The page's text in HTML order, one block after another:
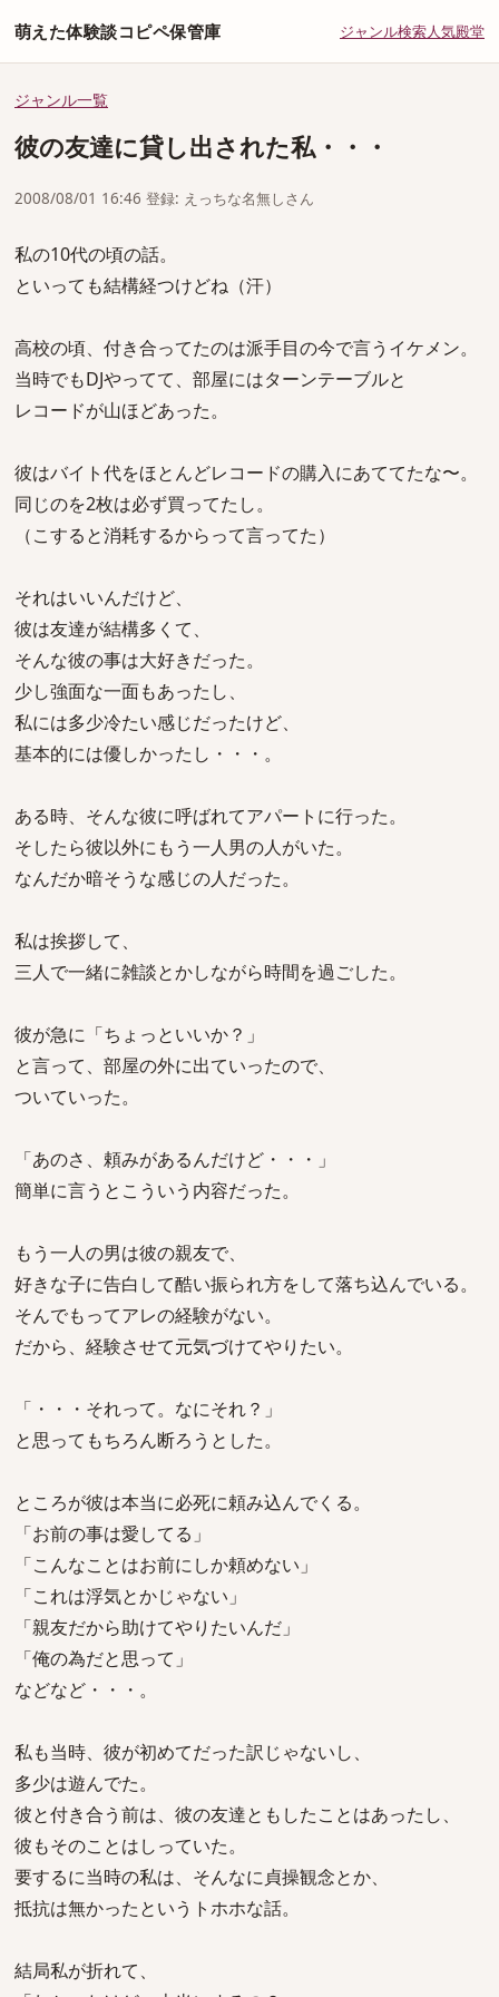
萌えた体験談コピペ保管庫 ジャンル検索人気殿堂
ジャンル一覧
彼の友達に貸し出された私・・・
2008/08/01 16:46 登録: えっちな名無しさん
私の10代の頃の話。
といっても結構経つけどね（汗）
高校の頃、付き合ってたのは派手目の今で言うイケメン。
当時でもDJやってて、部屋にはターンテーブルと
レコードが山ほどあった。
彼はバイト代をほとんどレコードの購入にあててたな〜。
同じのを2枚は必ず買ってたし。
（こすると消耗するからって言ってた）
それはいいんだけど、
彼は友達が結構多くて、
そんな彼の事は大好きだった。
少し強面な一面もあったし、
私には多少冷たい感じだったけど、
基本的には優しかったし・・・。
ある時、そんな彼に呼ばれてアパートに行った。
そしたら彼以外にもう一人男の人がいた。
なんだか暗そうな感じの人だった。
私は挨拶して、
三人で一緒に雑談とかしながら時間を過ごした。
彼が急に「ちょっといいか？」
と言って、部屋の外に出ていったので、
ついていった。
「あのさ、頼みがあるんだけど・・・」
簡単に言うとこういう内容だった。
もう一人の男は彼の親友で、
好きな子に告白して酷い振られ方をして落ち込んでいる。
そんでもってアレの経験がない。
だから、経験させて元気づけてやりたい。
「・・・それって。なにそれ？」
と思ってもちろん断ろうとした。
ところが彼は本当に必死に頼み込んでくる。
「お前の事は愛してる」
「こんなことはお前にしか頼めない」
「これは浮気とかじゃない」
「親友だから助けてやりたいんだ」
「俺の為だと思って」
などなど・・・。
私も当時、彼が初めてだった訳じゃないし、
多少は遊んでた。
彼と付き合う前は、彼の友達ともしたことはあったし、
彼もそのことはしっていた。
要するに当時の私は、そんなに貞操観念とか、
抵抗は無かったというトホホな話。
結局私が折れて、